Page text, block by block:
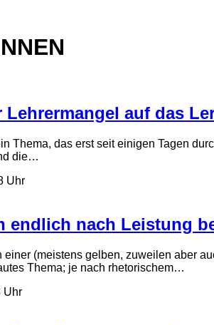
Lehrermangel auf das
Thema, das erst seit einigen Tagen
die…
Uhr
endlich nach Leistung
einer (meistens gelben, zuweilen aber
Thema; je nach rhetorischem…
Uhr